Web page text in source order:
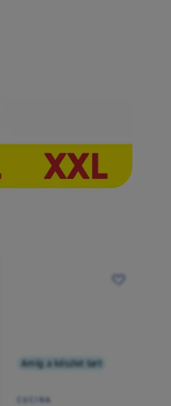
Amíg a készlet tart
CUCINA